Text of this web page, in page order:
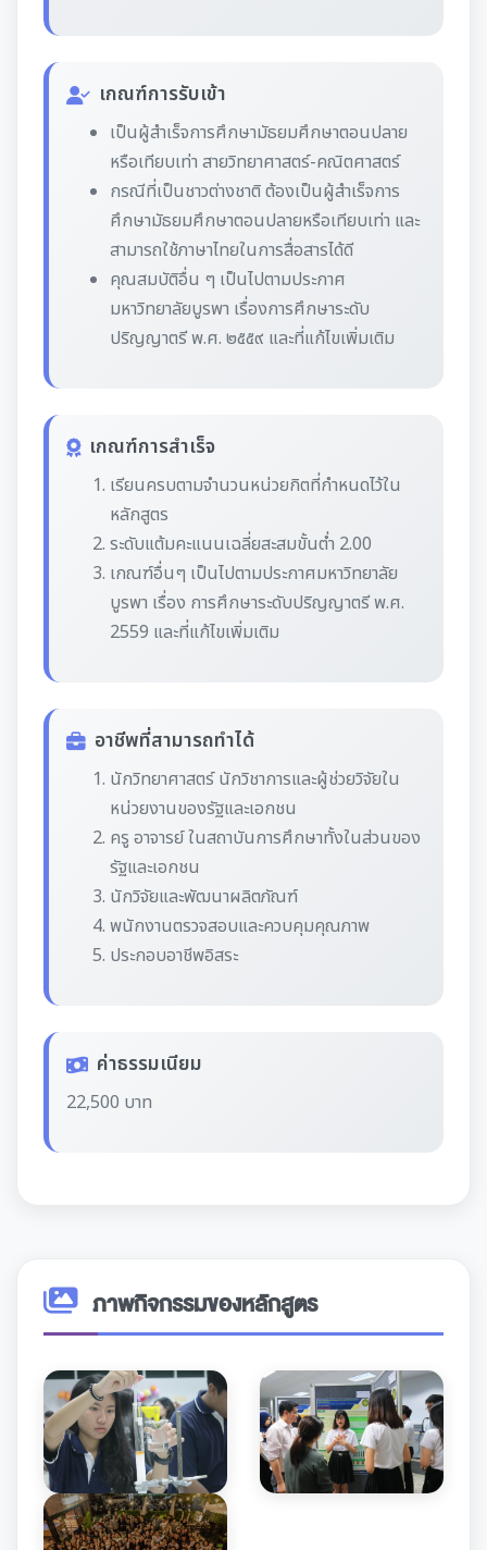
เกณฑ์การรับเข้า
เป็นผู้สำเร็จการศึกษามัธยมศึกษาตอนปลาย
หรือเทียบเท่า สายวิทยาศาสตร์-คณิตศาสตร์
กรณีที่เป็นชาวต่างชาติ ต้องเป็นผู้สำเร็จการ
ศึกษามัธยมศึกษาตอนปลายหรือเทียบเท่า และ
สามารถใช้ภาษาไทยในการสื่อสารได้ดี
คุณสมบัติอื่น ๆ เป็นไปตามประกาศ
มหาวิทยาลัยบูรพา เรื่องการศึกษาระดับ
ปริญญาตรี พ.ศ. ๒๕๕๙ และที่แก้ไขเพิ่มเติม
เกณฑ์การสำเร็จ
เรียนครบตามจำนวนหน่วยกิตที่กำหนดไว้ใน
หลักสูตร
ระดับแต้มคะแนนเฉลี่ยสะสมขั้นต่ำ 2.00
เกณฑ์อื่นๆ เป็นไปตามประกาศมหาวิทยาลัย
บูรพา เรื่อง การศึกษาระดับปริญญาตรี พ.ศ.
2559 และที่แก้ไขเพิ่มเติม
อาชีพที่สามารถทำได้
นักวิทยาศาสตร์ นักวิชาการและผู้ช่วยวิจัยใน
หน่วยงานของรัฐและเอกชน
ครู อาจารย์ ในสถาบันการศึกษาทั้งในส่วนของ
รัฐและเอกชน
นักวิจัยและพัฒนาผลิตภัณฑ์
พนักงานตรวจสอบและควบคุมคุณภาพ
ประกอบอาชีพอิสระ
ค่าธรรมเนียม
22,500 บาท
ภาพกิจกรรมของหลักสูตร